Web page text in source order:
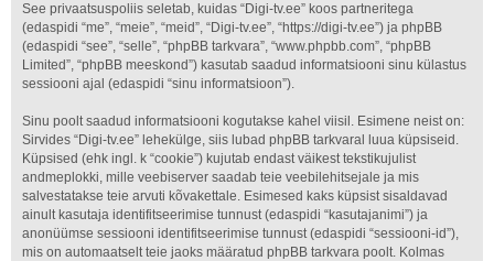
See privaatsuspoliis seletab, kuidas “Digi-tv.ee” koos partneritega
(edaspidi “me”, “meie”, “meid”, “Digi-tv.ee”, “https://digi-tv.ee”) ja phpBB
(edaspidi “see”, “selle”, “phpBB tarkvara”, “www.phpbb.com”, “phpBB
Limited”, “phpBB meeskond”) kasutab saadud informatsiooni sinu külastus
sessiooni ajal (edaspidi “sinu informatsioon”).
Sinu poolt saadud informatsiooni kogutakse kahel viisil. Esimene neist on:
Sirvides “Digi-tv.ee” lehekülge, siis lubad phpBB tarkvaral luua küpsiseid.
Küpsised (ehk ingl. k “cookie”) kujutab endast väikest tekstikujulist
andmeplokki, mille veebiserver saadab teie veebilehitsejale ja mis
salvestatakse teie arvuti kõvakettale. Esimesed kaks küpsist sisaldavad
ainult kasutaja identifitseerimise tunnust (edaspidi “kasutajanimi”) ja
anonüümse sessiooni identifitseerimise tunnust (edaspidi “sessiooni-id”),
mis on automaatselt teie jaoks määratud phpBB tarkvara poolt. Kolmas